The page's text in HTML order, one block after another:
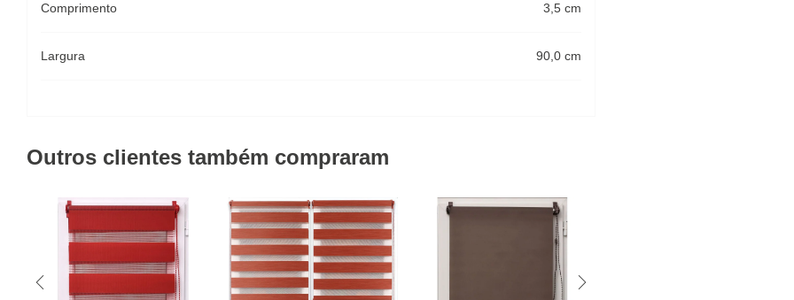
Comprimento 3,5 cm
Largura 90,0 cm
Outros clientes também compraram